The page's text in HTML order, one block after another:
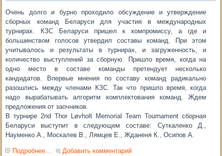
Очень долго и бурно проходило обсуждение и утверждение
сборных команд Беларуси для участия в международных
турнирах. КЗС Беларуси пришел к компромиссу, а где и
большинством голосов утвердил составы команд. При этом
учитывалось и результаты в турнирах, и загруженность, и
количество выступлений за сборную. Пришло время, когда на
одно место в составе команды претендует несколько
кандидатов. Впервые мнения по составу команд радикально
разошлись между членами КЗС. Так что пришло время, когда
надо вырабатывать алгоритм комплектования команд. Ждем
предложения от заочников.
В турнире 2nd Thor Løvholt Memorial Team Tournament сборная
Беларуси выступит в следующем составе: Суткаленко Д.,
Науменко А., Москалев В., Лямцев Е., Жданеня К., Осипов А.
Подробнее... Добавить комментарий